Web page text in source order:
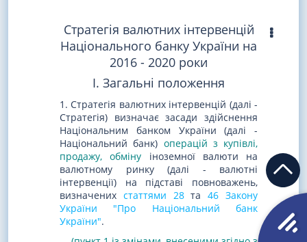
Стратегія валютних інтервенцій
Національного банку України на
2016 - 2020 роки
I. Загальні положення
1. Стратегія валютних інтервенцій (далі -
Стратегія) визначає засади здійснення
Національним банком України (далі -
Національний банк) операцій з купівлі,
продажу, обміну іноземної валюти на
валютному ринку (далі - валютні
інтервенції) на підставі повноважень,
визначених статтями 28та46 Закону
України "Про Національний банк
України".